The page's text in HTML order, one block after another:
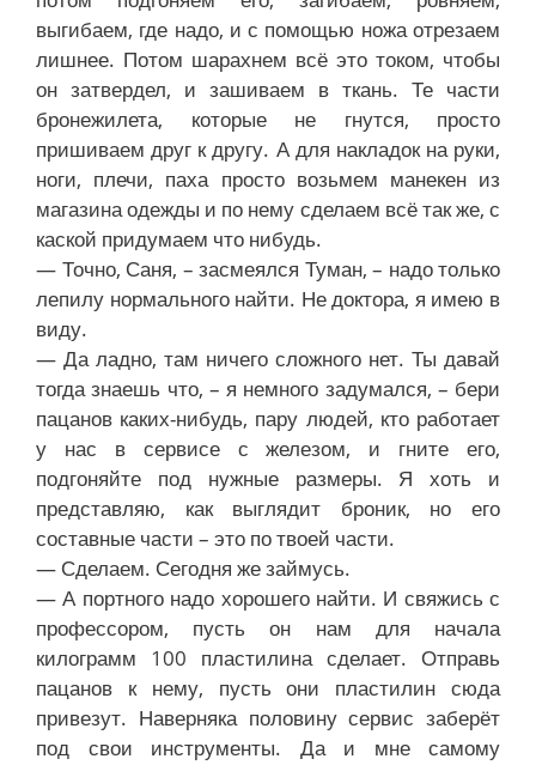
выгибаем, где надо, и с помощью ножа отрезаем
лишнее. Потом шарахнем всё это током, чтобы
он затвердел, и зашиваем в ткань. Те части
бронежилета, которые не гнутся, просто
пришиваем друг к другу. А для накладок на руки,
ноги, плечи, паха просто возьмем манекен из
магазина одежды и по нему сделаем всё так же, с
каской придумаем что нибудь.
— Точно, Саня, – засмеялся Туман, – надо только
лепилу нормального найти. Не доктора, я имею в
виду.
— Да ладно, там ничего сложного нет. Ты давай
тогда знаешь что, – я немного задумался, – бери
пацанов каких-нибудь, пару людей, кто работает
у нас в сервисе с железом, и гните его,
подгоняйте под нужные размеры. Я хоть и
представляю, как выглядит броник, но его
составные части – это по твоей части.
— Сделаем. Сегодня же займусь.
— А портного надо хорошего найти. И свяжись с
профессором, пусть он нам для начала
килограмм 100 пластилина сделает. Отправь
пацанов к нему, пусть они пластилин сюда
привезут. Наверняка половину сервис заберёт
под свои инструменты. Да и мне самому